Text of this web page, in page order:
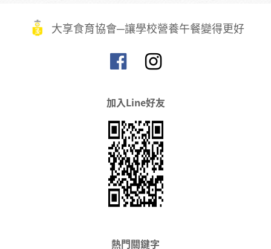
大享食育協會─讓學校營養午餐變得更好
加入Line好友
熱門關鍵字